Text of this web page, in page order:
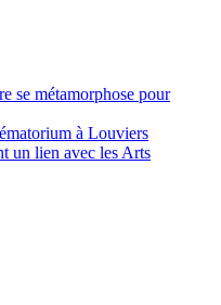
se métamorphose pour
à Louviers
un lien avec les Arts